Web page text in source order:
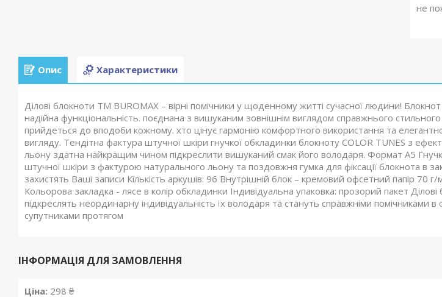
не
Опис Характеристики
Ділові блокноти ТМ BUROMAX – вірні помічники у щоденному житті сучасної людини!
надійна функціональність. поєднана з вишуканим зовнішнім виглядом справжнього стильного
прийдеться до вподоби кожному. хто цінує гармонію комфортного використання та
вигляду. Тендітна фактура штучної шкіри гнучкої обкладинки блокноту COLOR TUNES з
льону здатна найкращим чином підкреслити вишуканий смак його володаря. Формат А5
штучної шкіри з фактурою натурального льону та поздовжня гумка для фіксації блокнота в
захистять Ваші записи Кількість аркушів: 96 Внутрішній блок – кремовий офсетний папір 70 г/
Кольорова закладка - лясе в колір обкладинки Індивідуальна упаковка: прозорий пакет
підкреслять неординарну індивідуальність їх володаря та стануть справжніми помічниками в
супутниками протягом
ІНФОРМАЦІЯ ДЛЯ ЗАМОВЛЕННЯ
Ціна: 298 ₴